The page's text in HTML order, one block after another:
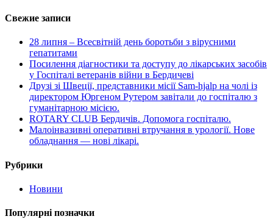
Свежие записи
28 липня – Всесвітній день боротьби з вірусними
гепатитами
Посилення діагностики та доступу до лікарських засобів
у Госпіталі ветеранів війни в Бердичеві
Друзі зі Швеції, представники місії Sam-hjalp на чолі із
директором Юргеном Рутером завітали до госпіталю з
гуманітарною місією.
ROTARY CLUB Бердичів. Допомога госпіталю.
Малоінвазивні оперативні втручання в урології. Нове
обладнання — нові лікарі.
Рубрики
Новини
Популярні позначки